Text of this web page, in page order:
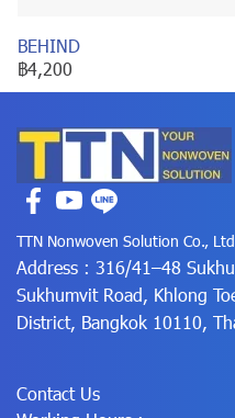
BEHIND
฿4,200
TTN Nonwoven Solution Co.,
Address : 316/41–48
Sukhumvit Road, Khlong
District, Bangkok 10110,
Contact Us